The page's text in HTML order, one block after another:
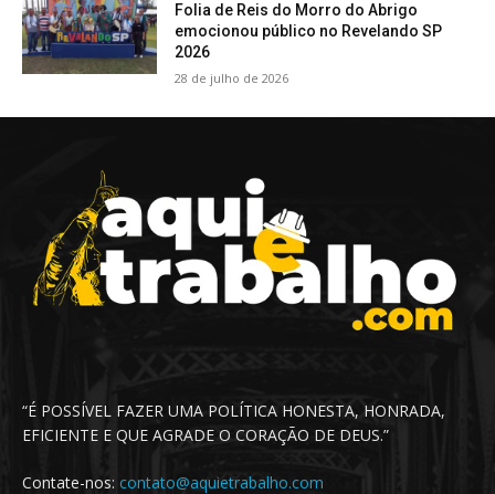
Folia de Reis do Morro do Abrigo
emocionou público no Revelando SP
2026
28 de julho de 2026
“É POSSÍVEL FAZER UMA POLÍTICA HONESTA, HONRADA,
EFICIENTE E QUE AGRADE O CORAÇÃO DE DEUS.”
Contate-nos: contato@aquietrabalho.com